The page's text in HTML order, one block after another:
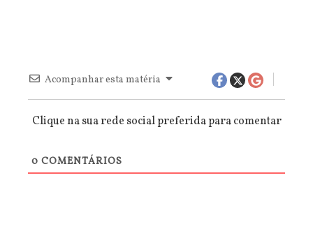
Acompanhar esta matéria
Clique na sua rede social preferida para comentar
0 COMENTÁRIOS